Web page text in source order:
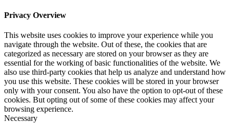
Privacy Overview
This website uses cookies to improve your experience while you
navigate through the website. Out of these, the cookies that are
categorized as necessary are stored on your browser as they are
essential for the working of basic functionalities of the website. We
also use third-party cookies that help us analyze and understand how
you use this website. These cookies will be stored in your browser
only with your consent. You also have the option to opt-out of these
cookies. But opting out of some of these cookies may affect your
browsing experience.
Necessary